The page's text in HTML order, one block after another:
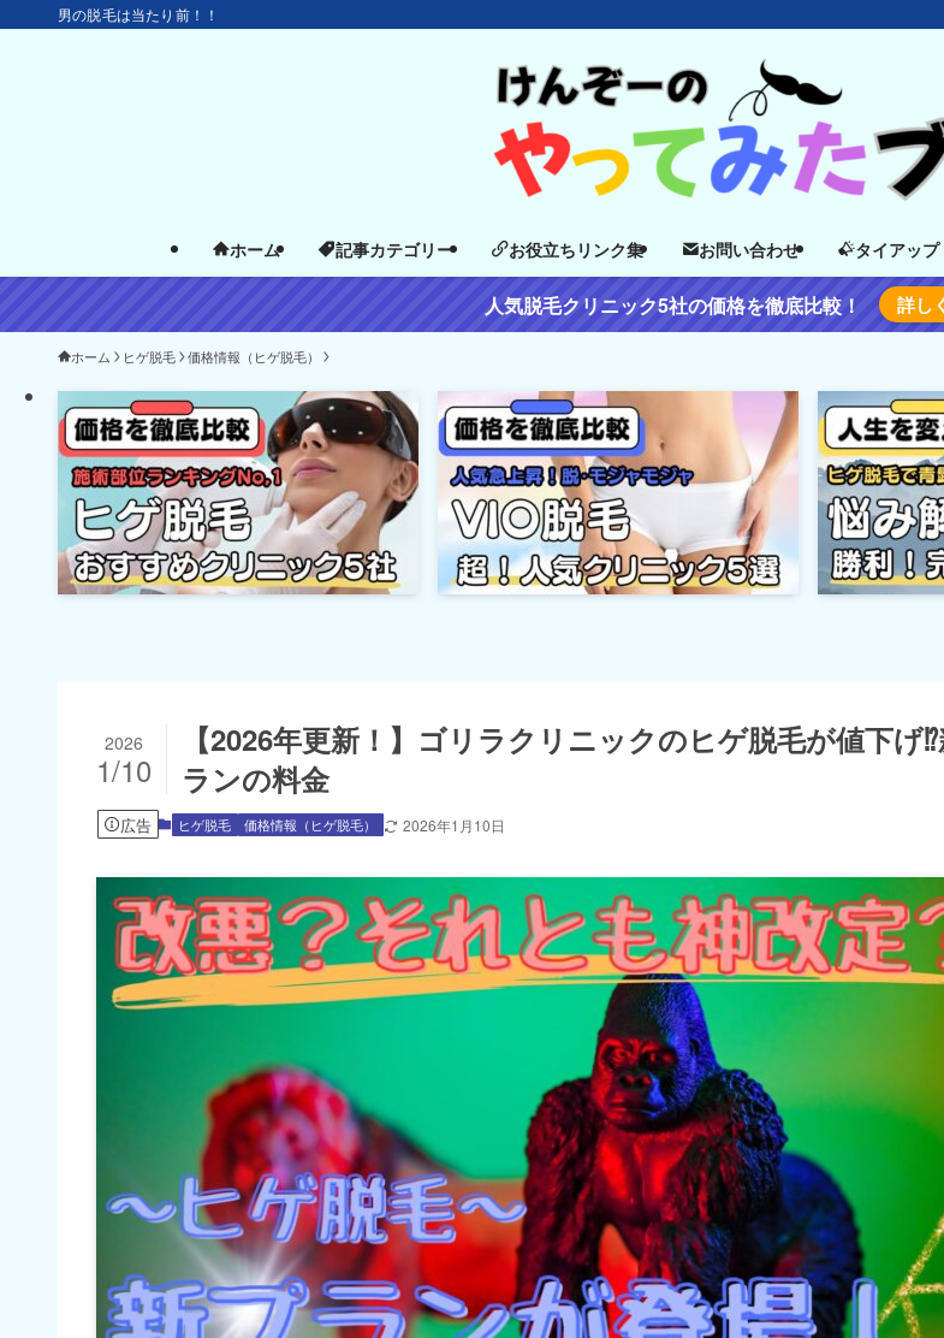
男の脱毛は当たり前！！
ホーム 記事カテゴリー お役立ちリンク集 お問い合わせ タイアッ
人気脱毛クリニック5社の価格を徹底比較！ 詳し
ホーム ヒゲ脱毛 価格情報（ヒゲ脱毛）
【2026年更新！】ゴリラクリニックのヒゲ脱毛が値下げ
ランの料金
2026
1/10
広告 ヒゲ脱毛 価格情報（ヒゲ脱毛） 2026年1月10日